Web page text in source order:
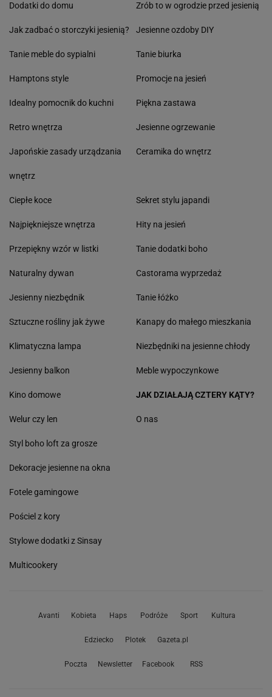
Dodatki do domu
Jak zadbać o storczyki jesienią?
Tanie meble do sypialni
Hamptons style
Idealny pomocnik do kuchni
Retro wnętrza
Japońskie zasady urządzania
wnętrz
Zrób to w ogrodzie przed jesienią
Jesienne ozdoby DIY
Tanie biurka
Promocje na jesień
Piękna zastawa
Jesienne ogrzewanie
Ceramika do wnętrz
Ciepłe koce
Najpiękniejsze wnętrza
Przepiękny wzór w listki
Naturalny dywan
Jesienny niezbędnik
Sztuczne rośliny jak żywe
Klimatyczna lampa
Jesienny balkon
Sekret stylu japandi
Hity na jesień
Tanie dodatki boho
Castorama wyprzedaż
Tanie łóżko
Kanapy do małego mieszkania
Niezbędniki na jesienne chłody
Meble wypoczynkowe
Kino domowe
Welur czy len
Styl boho loft za grosze
Dekoracje jesienne na okna
Fotele gamingowe
Pościel z kory
Stylowe dodatki z Sinsay
Multicookery
JAK DZIAŁAJĄ CZTERY KĄTY?
O nas
Avanti Kobieta Haps Podróże Sport Kultura
Edziecko Plotek Gazeta.pl
Poczta Newsletter Facebook RSS